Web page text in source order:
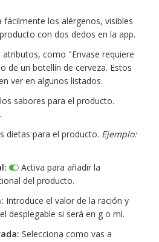
fácilmente los alérgenos, visibles
con dos dedos en la app.
atributos, como "Envase requiere
de un botellín de cerveza. Estos
ver en algunos listados.
sabores para el producto.
.
dietas para el producto. Ejemplo:
Activa para añadir la
del producto.
Introduce el valor de la ración y
desplegable si será en g o ml.
Selecciona como vas a